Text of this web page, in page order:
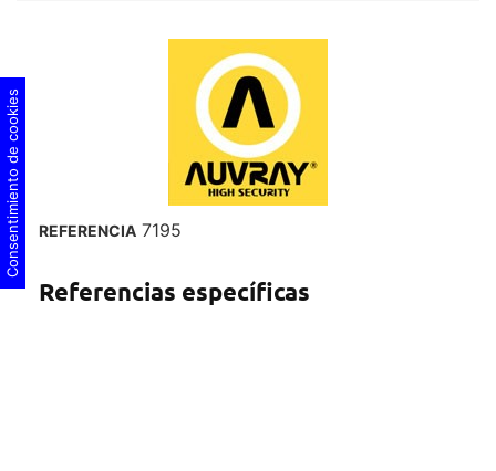
REFERENCIA 7195
Referencias específicas
Consentimiento de cookies